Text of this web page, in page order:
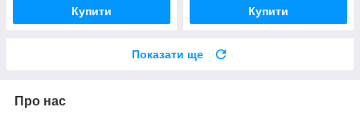
Купити Купити
Показати ще
Про нас